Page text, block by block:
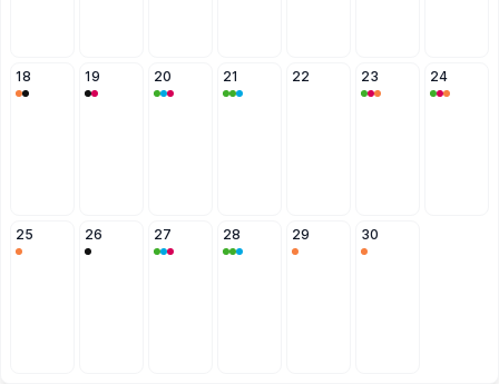
18 19 20 21 22 23 24
25 26 27 28 29 30